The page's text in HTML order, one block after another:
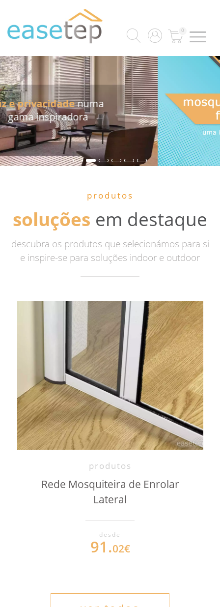
0
produtos
soluções em destaque
descubra os produtos que selecionámos para si
e inspire-se para soluções indoor e outdoor
produtos
Rede Mosquiteira de Enrolar
Lateral
desde
91.02€